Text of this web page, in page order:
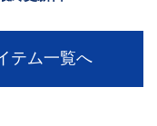
テム一覧へ